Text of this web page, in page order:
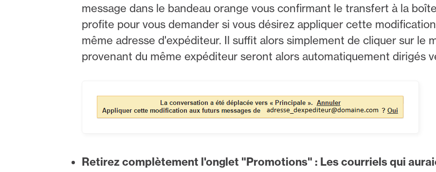
message dans le bandeau orange vous confirmant le transfert à la
profite pour vous demander si vous désirez appliquer cette
même adresse d'expéditeur. Il suffit alors simplement de cliquer sur le
provenant du même expéditeur seront alors automatiquement dirigés
Retirez complètement l'onglet "Promotions" : Les courriels qui